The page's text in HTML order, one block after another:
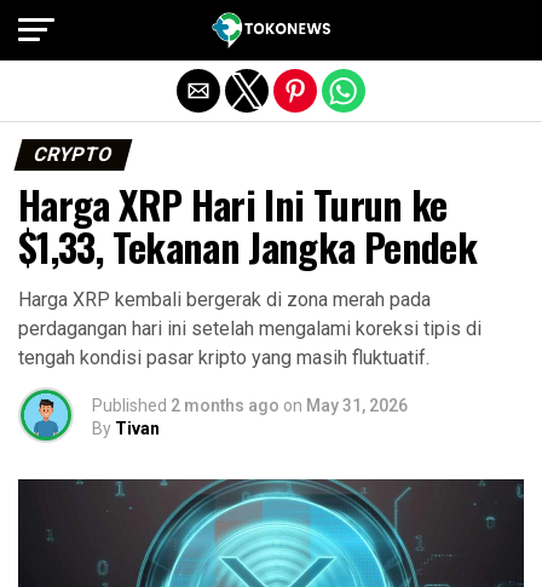
CRYPTO
Harga XRP Hari Ini Turun ke
$1,33, Tekanan Jangka Pendek
Harga XRP kembali bergerak di zona merah pada
perdagangan hari ini setelah mengalami koreksi tipis di
tengah kondisi pasar kripto yang masih fluktuatif.
Published 2 months ago on May 31, 2026
By Tivan
Exit mobile version